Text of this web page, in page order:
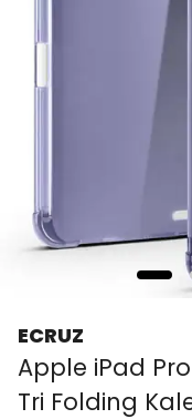
ECRUZ
Apple iPad Pro
Tri Folding